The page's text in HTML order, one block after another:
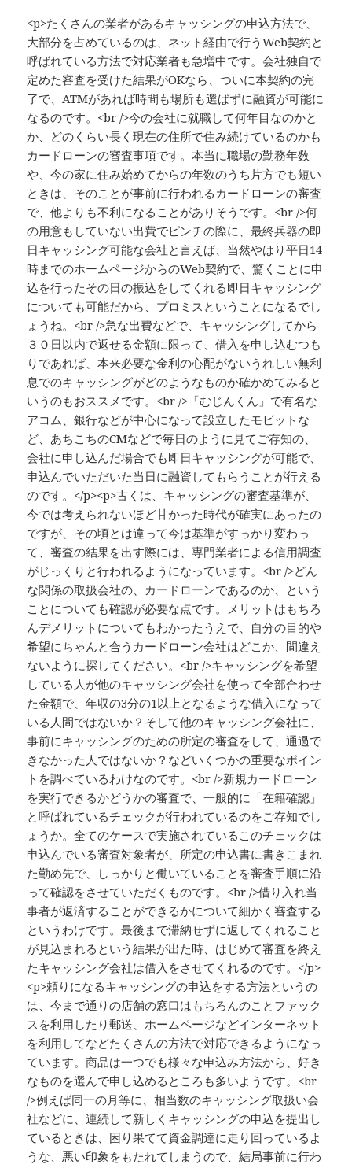
<p>たくさんの業者があるキャッシングの申込方法で、
大部分を占めているのは、ネット経由で行うWeb契約と
呼ばれている方法で対応業者も急増中です。会社独自で
定めた審査を受けた結果がOKなら、ついに本契約の完
了で、ATMがあれば時間も場所も選ばずに融資が可能に
なるのです。<br />今の会社に就職して何年目なのかと
か、どのくらい長く現在の住所で住み続けているのかも
カードローンの審査事項です。本当に職場の勤務年数
や、今の家に住み始めてからの年数のうち片方でも短い
ときは、そのことが事前に行われるカードローンの審査
で、他よりも不利になることがありそうです。<br />何
の用意もしていない出費でピンチの際に、最終兵器の即
日キャッシング可能な会社と言えば、当然やはり平日14
時までのホームページからのWeb契約で、驚くことに申
込を行ったその日の振込をしてくれる即日キャッシング
についても可能だから、プロミスということになるでし
ょうね。<br />急な出費などで、キャッシングしてから
３０日以内で返せる金額に限って、借入を申し込むつも
りであれば、本来必要な金利の心配がないうれしい無利
息でのキャッシングがどのようなものか確かめてみると
いうのもおススメです。<br />「むじんくん」で有名な
アコム、銀行などが中心になって設立したモビットな
ど、あちこちのCMなどで毎日のように見てご存知の、
会社に申し込んだ場合でも即日キャッシングが可能で、
申込んでいただいた当日に融資してもらうことが行える
のです。</p><p>古くは、キャッシングの審査基準が、
今では考えられないほど甘かった時代が確実にあったの
ですが、その頃とは違って今は基準がすっかり変わっ
て、審査の結果を出す際には、専門業者による信用調査
がじっくりと行われるようになっています。<br />どん
な関係の取扱会社の、カードローンであるのか、という
ことについても確認が必要な点です。メリットはもちろ
んデメリットについてもわかったうえで、自分の目的や
希望にちゃんと合うカードローン会社はどこか、間違え
ないように探してください。<br />キャッシングを希望
している人が他のキャッシング会社を使って全部合わせ
た金額で、年収の3分の1以上となるような借入になって
いる人間ではないか？そして他のキャッシング会社に、
事前にキャッシングのための所定の審査をして、通過で
きなかった人ではないか？などいくつかの重要なポイン
トを調べているわけなのです。<br />新規カードローン
を実行できるかどうかの審査で、一般的に「在籍確認」
と呼ばれているチェックが行われているのをご存知でし
ょうか。全てのケースで実施されているこのチェックは
申込んでいる審査対象者が、所定の申込書に書きこまれ
た勤め先で、しっかりと働いていることを審査手順に沿
って確認をさせていただくものです。<br />借り入れ当
事者が返済することができるかについて細かく審査する
というわけです。最後まで滞納せずに返してくれること
が見込まれるという結果が出た時、はじめて審査を終え
たキャッシング会社は借入をさせてくれるのです。</p>
<p>頼りになるキャッシングの申込をする方法というの
は、今まで通りの店舗の窓口はもちろんのことファック
スを利用したり郵送、ホームページなどインターネット
を利用してなどたくさんの方法で対応できるようになっ
ています。商品は一つでも様々な申込み方法から、好き
なものを選んで申し込めるところも多いようです。<br
/>例えば同一の月等に、相当数のキャッシング取扱い会
社などに、連続して新しくキャッシングの申込を提出し
ているときは、困り果てて資金調達に走り回っているよ
うな、悪い印象をもたれてしまうので、結局事前に行わ